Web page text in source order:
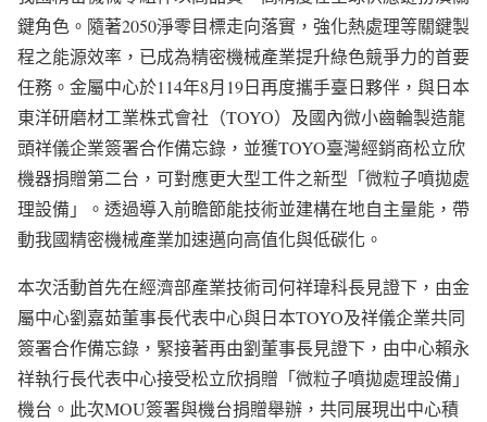
鍵角色。隨著2050淨零目標走向落實，強化熱處理等關鍵製
程之能源效率，已成為精密機械產業提升綠色競爭力的首要
任務。金屬中心於114年8月19日再度攜手臺日夥伴，與日本
東洋研磨材工業株式會社（TOYO）及國內微小齒輪製造龍
頭祥儀企業簽署合作備忘錄，並獲TOYO臺灣經銷商松立欣
機器捐贈第二台，可對應更大型工件之新型「微粒子噴拋處
理設備」。透過導入前瞻節能技術並建構在地自主量能，帶
動我國精密機械產業加速邁向高值化與低碳化。
本次活動首先在經濟部產業技術司何祥瑋科長見證下，由金
屬中心劉嘉茹董事長代表中心與日本TOYO及祥儀企業共同
簽署合作備忘錄，緊接著再由劉董事長見證下，由中心賴永
祥執行長代表中心接受松立欣捐贈「微粒子噴拋處理設備」
機台。此次MOU簽署與機台捐贈舉辦，共同展現出中心積